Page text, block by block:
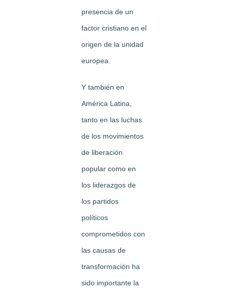
presencia de un
factor cristiano en el
origen de la unidad
europea.
Y también en
América Latina,
tanto en las luchas
de los movimientos
de liberación
popular como en
los liderazgos de
los partidos
políticos
comprometidos con
las causas de
transformación ha
sido importante la